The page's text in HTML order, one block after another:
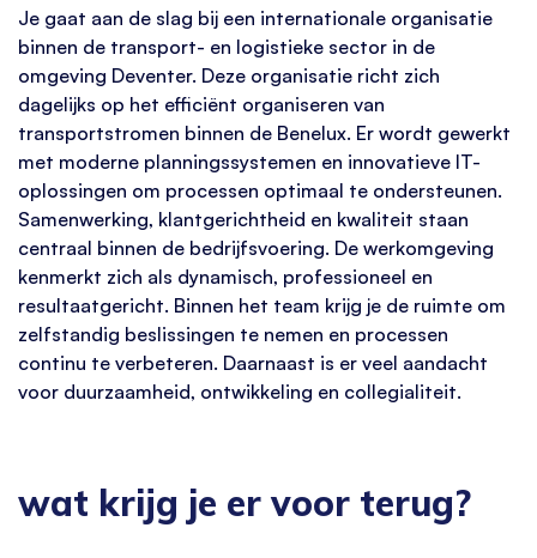
Je gaat aan de slag bij een internationale organisatie
binnen de transport- en logistieke sector in de
omgeving Deventer. Deze organisatie richt zich
dagelijks op het efficiënt organiseren van
transportstromen binnen de Benelux. Er wordt gewerkt
met moderne planningssystemen en innovatieve IT-
oplossingen om processen optimaal te ondersteunen.
Samenwerking, klantgerichtheid en kwaliteit staan
centraal binnen de bedrijfsvoering. De werkomgeving
kenmerkt zich als dynamisch, professioneel en
resultaatgericht. Binnen het team krijg je de ruimte om
zelfstandig beslissingen te nemen en processen
continu te verbeteren. Daarnaast is er veel aandacht
voor duurzaamheid, ontwikkeling en collegialiteit.
wat krijg je er voor terug?